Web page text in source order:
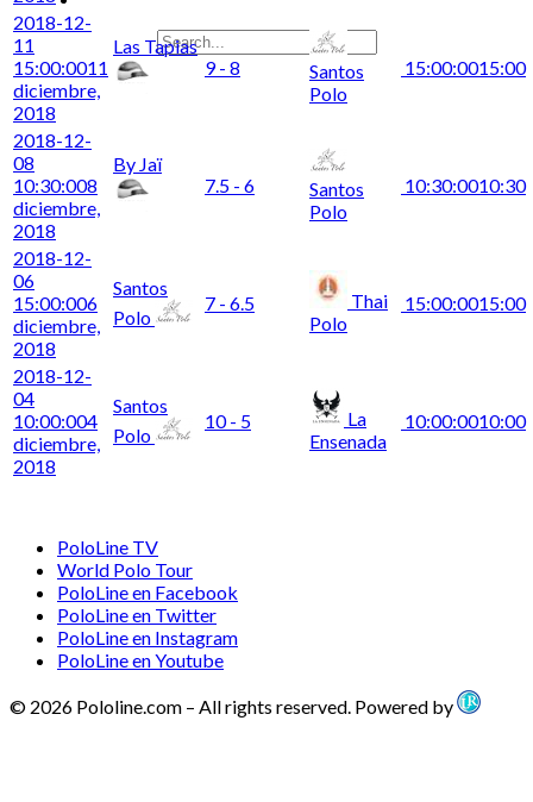
2018-12-
11
15:00:0011
diciembre,
2018
Las Tapias
9 - 8
Santos
Polo
15:00:0015:00
2018-12-
08
10:30:008
diciembre,
2018
By Jaï
7.5 - 6
Santos
Polo
10:30:0010:30
2018-12-
06
15:00:006
diciembre,
2018
Santos
Polo
7 - 6.5
Thai
Polo
15:00:0015:00
2018-12-
04
10:00:004
diciembre,
2018
Santos
Polo
10 - 5
La
Ensenada
10:00:0010:00
PoloLine TV
World Polo Tour
PoloLine en Facebook
PoloLine en Twitter
PoloLine en Instagram
PoloLine en Youtube
© 2026 Pololine.com – All rights reserved. Powered by